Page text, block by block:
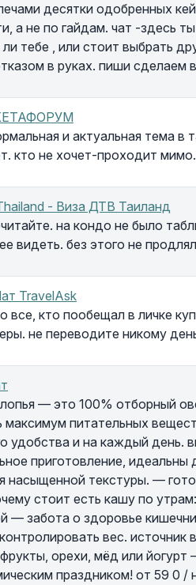
десятки одобренных
а не по гайдам. чат -здесь
тебе , или стоит выбрать
в руках. пиши сделаем
и актуальная тема в
кто не хочет-проходит мимо.
- Виза ДТВ Таиланд
на кондо не было
видеть. без этого не
TravelAsk
все, кто пообещал в личке
не переводите никому
— это 100% отборный
максимум питательных
удобства и на каждый день.
приготовление,
насыщенной текстуры. —
стоит есть кашу по
— забота о здоровье
вес. источник
орехи, мёд или
праздником! от 59 0